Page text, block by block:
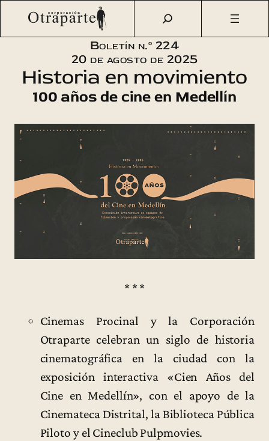
Saltar
Otraparte.org /Corporación Boletín/
Boletín n.° 224 –
Historia en Movimiento: 100 años del cine en Medellín
Boletín n.º 224
20 de agosto de 2025
Historia en movimiento
100 años de cine en Medellín
* * *
Cinemas Procinal y la Corporación
Otraparte celebran un siglo de historia
cinematográfica en la ciudad con la
exposición interactiva «Cien Años del
Cine en Medellín», con el apoyo de la
Cinemateca Distrital, la Biblioteca Pública
Piloto y el Cineclub Pulpmovies.